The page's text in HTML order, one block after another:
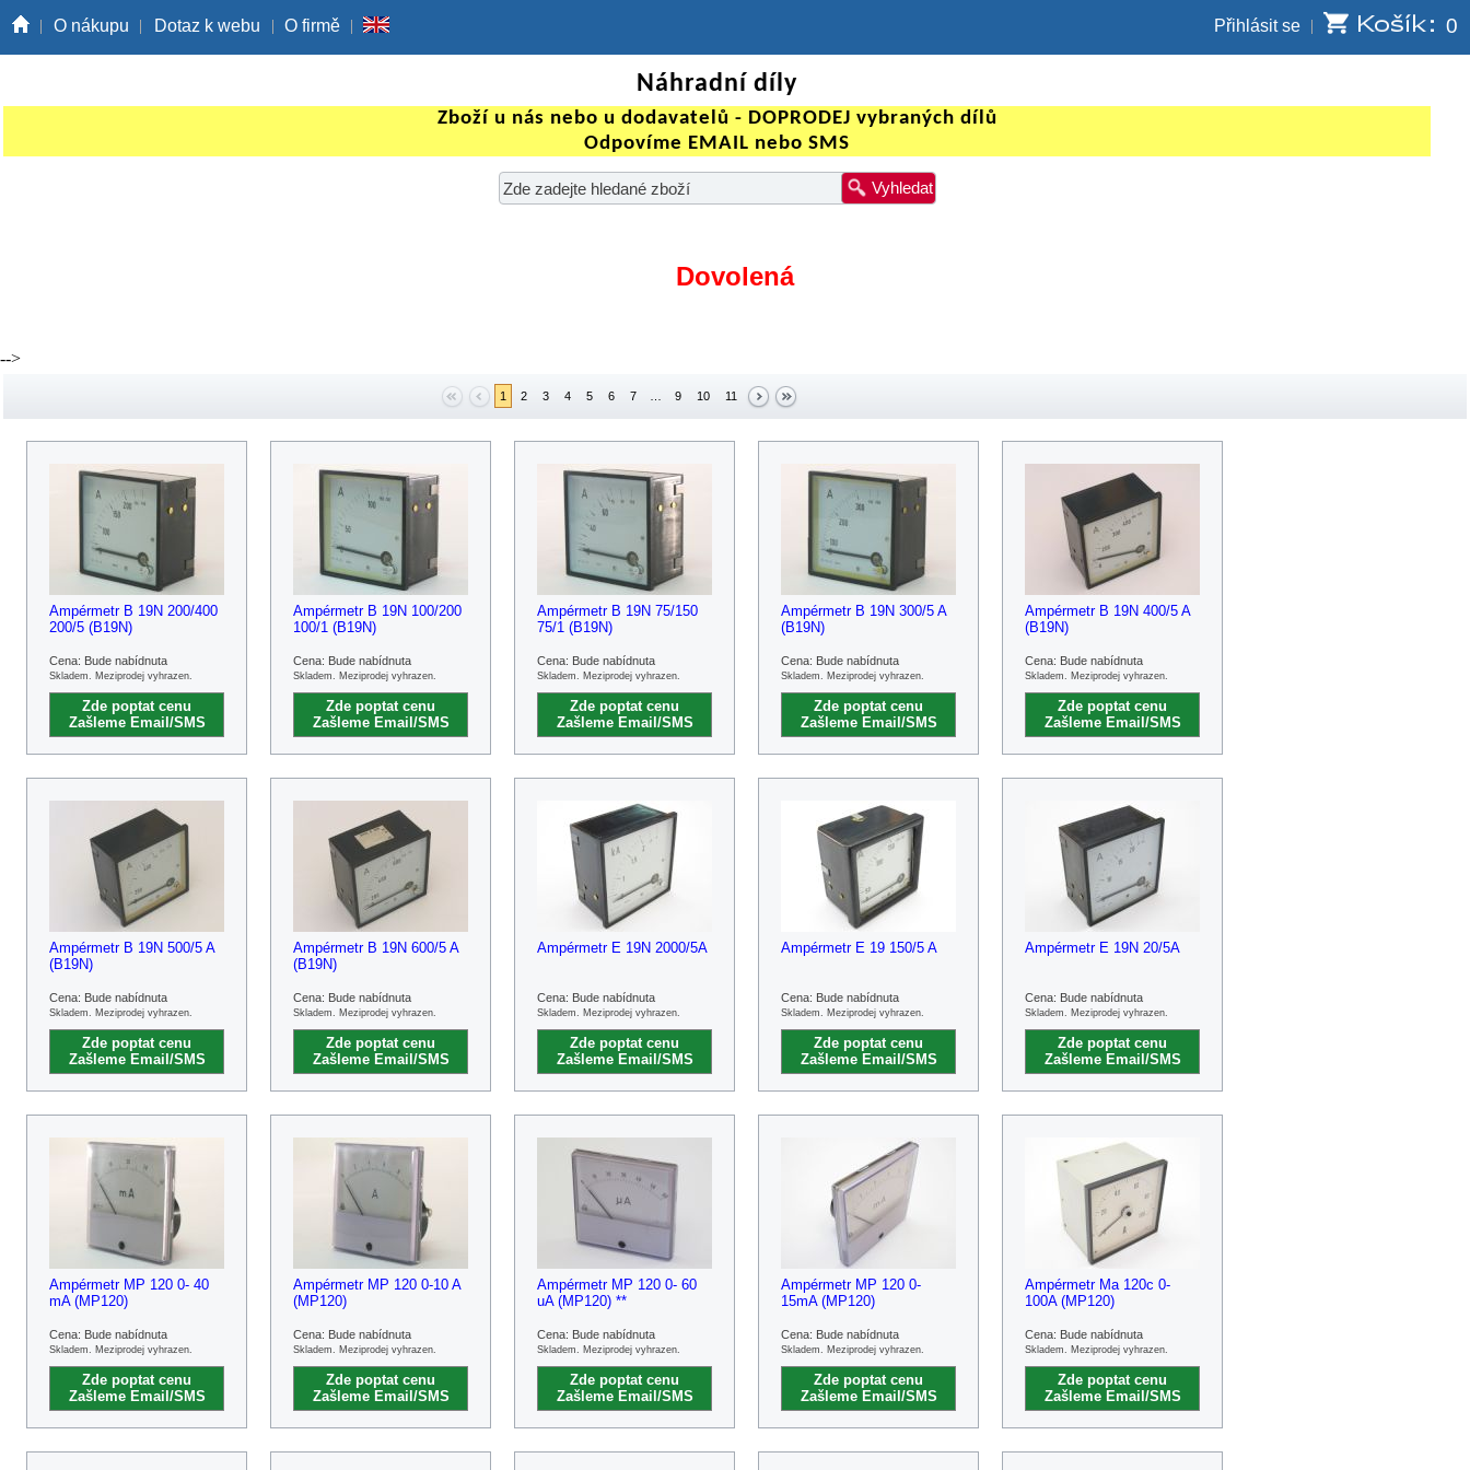
O nákupu Dotaz k webu O firmě Přihlásit se 0
Náhradní díly
Zboží u nás nebo u dodavatelů - DOPRODEJ vybraných dílů
Odpovíme EMAIL nebo SMS
Vyhledat
Dovolená
-->
1 2 3 4 5 6 7 9 10 11
Ampérmetr B 19N 200/400
200/5 (B19N)
Cena: Bude nabídnuta
Skladem. Meziprodej vyhrazen.
Zde poptat cenu
Zašleme Email/SMS
Ampérmetr B 19N 100/200
100/1 (B19N)
Cena: Bude nabídnuta
Skladem. Meziprodej vyhrazen.
Zde poptat cenu
Zašleme Email/SMS
Ampérmetr B 19N 75/150
75/1 (B19N)
Cena: Bude nabídnuta
Skladem. Meziprodej vyhrazen.
Zde poptat cenu
Zašleme Email/SMS
Ampérmetr B 19N 300/5 A
(B19N)
Cena: Bude nabídnuta
Skladem. Meziprodej vyhrazen.
Zde poptat cenu
Zašleme Email/SMS
Ampérmetr B 19N 400/5 A
(B19N)
Cena: Bude nabídnuta
Skladem. Meziprodej vyhrazen.
Zde poptat cenu
Zašleme Email/SMS
Ampérmetr B 19N 500/5 A
(B19N)
Cena: Bude nabídnuta
Skladem. Meziprodej vyhrazen.
Zde poptat cenu
Zašleme Email/SMS
Ampérmetr B 19N 600/5 A
(B19N)
Cena: Bude nabídnuta
Skladem. Meziprodej vyhrazen.
Zde poptat cenu
Zašleme Email/SMS
Ampérmetr E 19N 2000/5A
Cena: Bude nabídnuta
Skladem. Meziprodej vyhrazen.
Zde poptat cenu
Zašleme Email/SMS
Ampérmetr E 19 150/5 A
Cena: Bude nabídnuta
Skladem. Meziprodej vyhrazen.
Zde poptat cenu
Zašleme Email/SMS
Ampérmetr E 19N 20/5A
Cena: Bude nabídnuta
Skladem. Meziprodej vyhrazen.
Zde poptat cenu
Zašleme Email/SMS
Ampérmetr MP 120 0- 40
mA (MP120)
Cena: Bude nabídnuta
Skladem. Meziprodej vyhrazen.
Zde poptat cenu
Zašleme Email/SMS
Ampérmetr MP 120 0-10 A
(MP120)
Cena: Bude nabídnuta
Skladem. Meziprodej vyhrazen.
Zde poptat cenu
Zašleme Email/SMS
Ampérmetr MP 120 0- 60
uA (MP120) **
Cena: Bude nabídnuta
Skladem. Meziprodej vyhrazen.
Zde poptat cenu
Zašleme Email/SMS
Ampérmetr MP 120 0-
15mA (MP120)
Cena: Bude nabídnuta
Skladem. Meziprodej vyhrazen.
Zde poptat cenu
Zašleme Email/SMS
Ampérmetr Ma 120c 0-
100A (MP120)
Cena: Bude nabídnuta
Skladem. Meziprodej vyhrazen.
Zde poptat cenu
Zašleme Email/SMS